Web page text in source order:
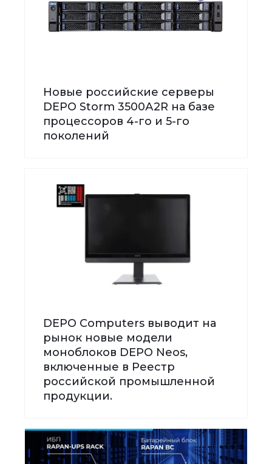
Новые российские серверы
DEPO Storm 3500А2R на базе
процессоров 4-го и 5-го
поколений
DEPO Computers выводит на
рынок новые модели
моноблоков DEPO Neos,
включенные в Реестр
российской промышленной
продукции.